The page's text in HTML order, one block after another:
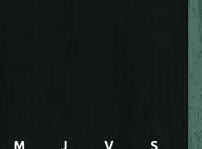
M J V S